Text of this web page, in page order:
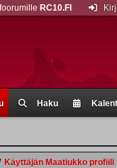
Haku
RC10.FI
Käyttäjän Maatiukko profiili